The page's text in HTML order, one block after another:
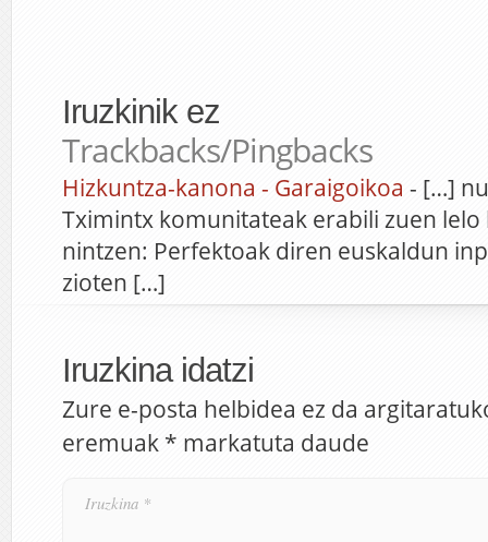
Iruzkinik ez
Trackbacks/Pingbacks
Hizkuntza-kanona - Garaigoikoa - […]
Tximintx komunitateak erabili zuen
nintzen: Perfektoak diren euskaldun
zioten […]
Iruzkina idatzi
Zure e-posta helbidea ez da
eremuak * markatuta daude